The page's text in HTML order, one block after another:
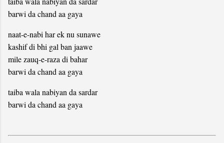
barwi da chand aa gaya
naat-e-nabi har ek nu sunawe
kashif di bhi gal ban jaawe
mile zauq-e-raza di bahar
barwi da chand aa gaya
taiba wala nabiyan da sardar
barwi da chand aa gaya